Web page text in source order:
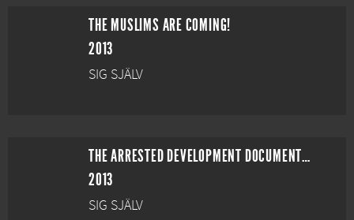
THE MUSLIMS ARE COMING!
2013
SIG SJÄLV
THE ARRESTED DEVELOPMENT DOCUMENTARY PROJECT
2013
SIG SJÄLV